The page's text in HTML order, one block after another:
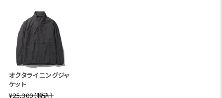
オクタライニングジャ
ケット
¥25,300（税込）